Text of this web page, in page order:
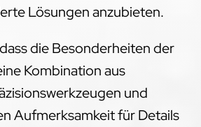
Lösungen anzubieten.
die Besonderheiten der
Kombination aus
und
Aufmerksamkeit für Details